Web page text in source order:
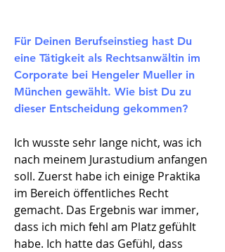
Für Deinen Berufseinstieg hast Du
eine Tätigkeit als Rechtsanwältin im
Corporate bei Hengeler Mueller in
München gewählt. Wie bist Du zu
dieser Entscheidung gekommen?
Ich wusste sehr lange nicht, was ich
nach meinem Jurastudium anfangen
soll. Zuerst habe ich einige Praktika
im Bereich öffentliches Recht
gemacht. Das Ergebnis war immer,
dass ich mich fehl am Platz gefühlt
habe. Ich hatte das Gefühl, dass